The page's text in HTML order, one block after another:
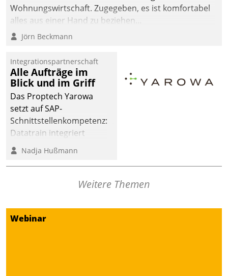
Wohnungswirtschaft. Zugegeben, es ist komfortabel
alles aus einer Hand zu beziehen...
Jörn Beckmann
Integrationspartnerschaft
Alle Aufträge im
Blick und im Griff
Das Proptech Yarowa
setzt auf SAP-
Schnittstellenkompetenz:
Datatrain integriert
Yarowas Portal zur
Vergabe und Verwaltung
von Aufträgen der
SAP-Systemlandschaft
deutscher
Nadja Hußmann
Weitere Themen
Webinar